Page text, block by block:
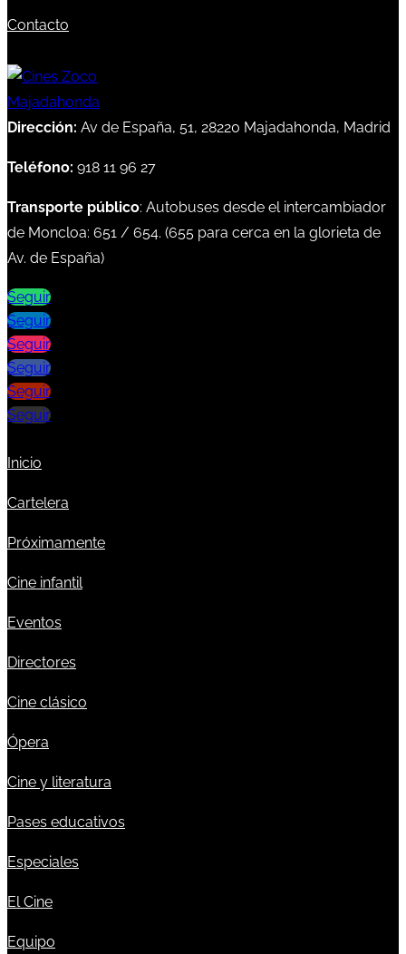
Contacto
Dirección: Av de España, 51, 28220 Majadahonda, Madrid
Teléfono: 918 11 96 27
Transporte público: Autobuses desde el intercambiador
de Moncloa: 651 / 654. (655 para cerca en la glorieta de
Av. de España)
Seguir
Seguir
Seguir
Seguir
Seguir
Seguir
Inicio
Cartelera
Próximamente
Cine infantil
Eventos
Directores
Cine clásico
Ópera
Cine y literatura
Pases educativos
Especiales
El Cine
Equipo